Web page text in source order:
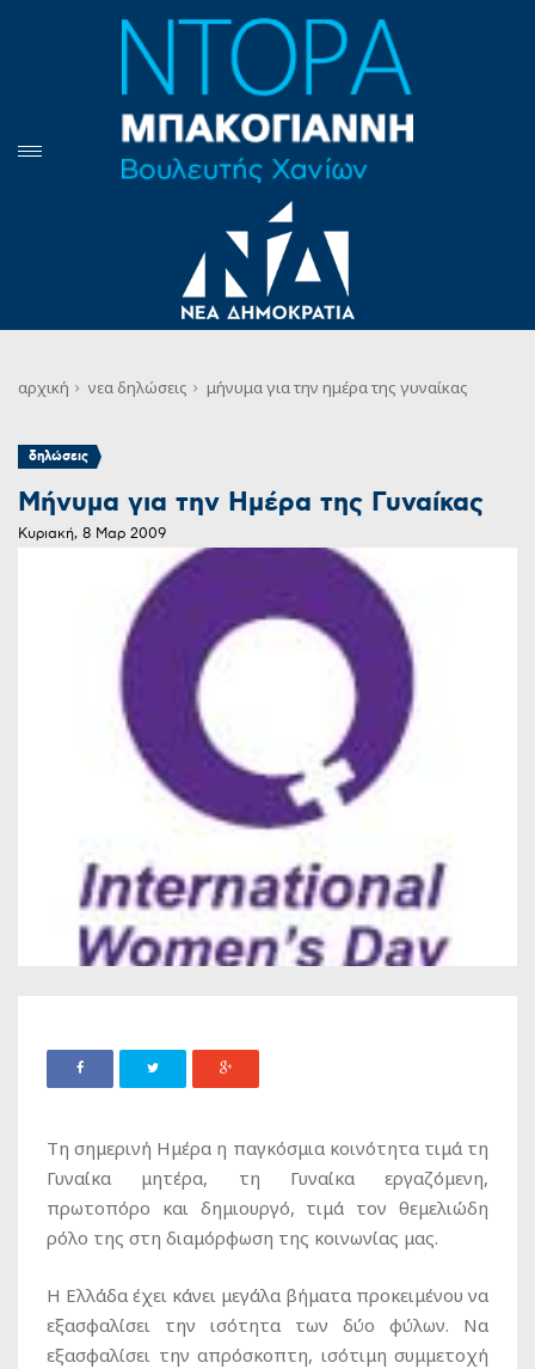
αρχική νεα δηλώσεις μήνυμα για την ημέρα της γυναίκας
δηλώσεις
Μήνυμα για την Ημέρα της Γυναίκας
Κυριακή, 8 Μαρ 2009
Τη σημερινή Ημέρα η παγκόσμια κοινότητα τιμά τη
Γυναίκα μητέρα, τη Γυναίκα εργαζόμενη,
πρωτοπόρο και δημιουργό, τιμά τον θεμελιώδη
ρόλο της στη διαμόρφωση της κοινωνίας μας.
Η Ελλάδα έχει κάνει μεγάλα βήματα προκειμένου να
εξασφαλίσει την ισότητα των δύο φύλων. Να
εξασφαλίσει την απρόσκοπτη, ισότιμη συμμετοχή